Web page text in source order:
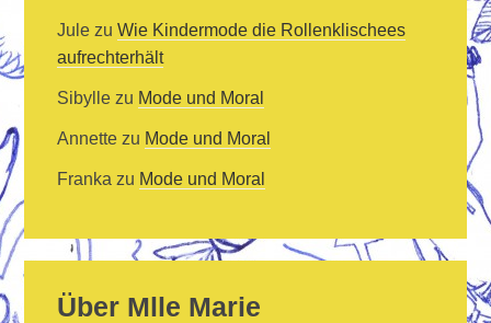
Jule zuWie Kindermode die Rollenklischees
aufrechterhält
Sibylle zu Mode und Moral
Annette zu Mode und Moral
Franka zu Mode und Moral
Über Mlle Marie